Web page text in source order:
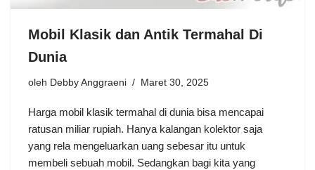
Mobil Klasik dan Antik Termahal Di
Dunia
oleh Debby Anggraeni Maret 30, 2025
Harga mobil klasik termahal di dunia bisa mencapai
ratusan miliar rupiah. Hanya kalangan kolektor saja
yang rela mengeluarkan uang sebesar itu untuk
membeli sebuah mobil. Sedangkan bagi kita yang